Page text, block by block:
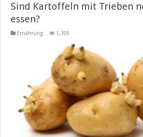
Sind Kartoffeln mit Trieben
essen?
Ernährung 1,705